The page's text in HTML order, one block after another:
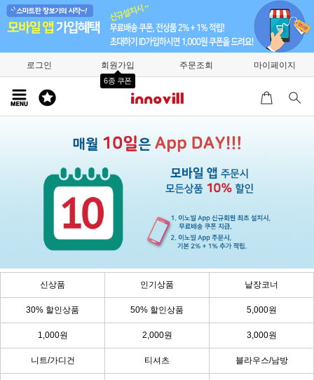
로그인 회원가입
6종 쿠폰
주문조회 마이페이지
신상품 인기상품 낱장코너
30% 할인상품 50% 할인상품 5,000원
1,000원 2,000원 3,000원
니트/가디건 티셔츠 블라우스/남방